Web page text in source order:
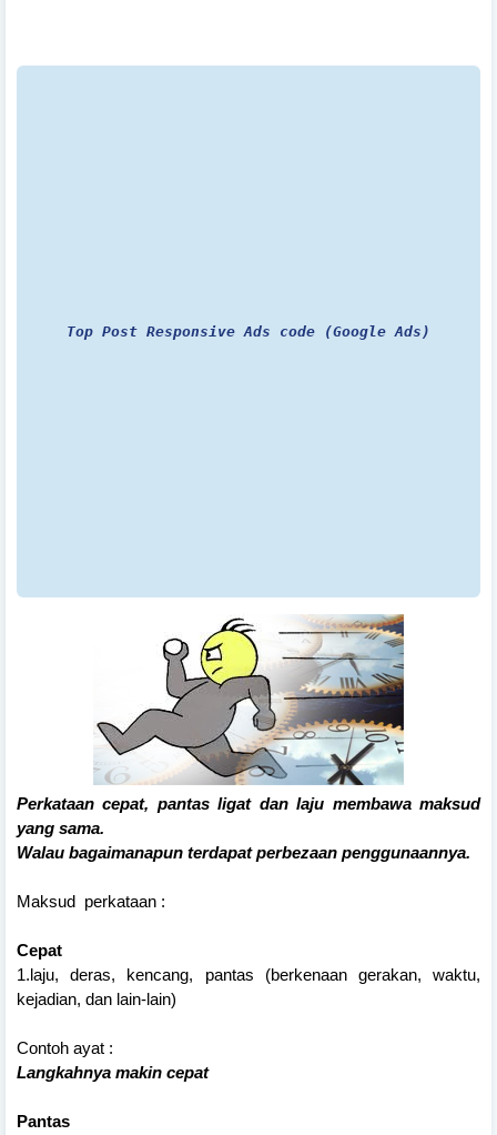
Top Post Responsive Ads code (Google Ads)
Perkataan cepat, pantas ligat dan laju membawa maksud
yang sama.
Walau bagaimanapun terdapat perbezaan penggunaannya.
Maksud perkataan :
Cepat
1.laju, deras, kencang, pantas (berkenaan gerakan, waktu,
kejadian, dan lain-lain)
Contoh ayat :
Langkahnya makin cepat
Pantas